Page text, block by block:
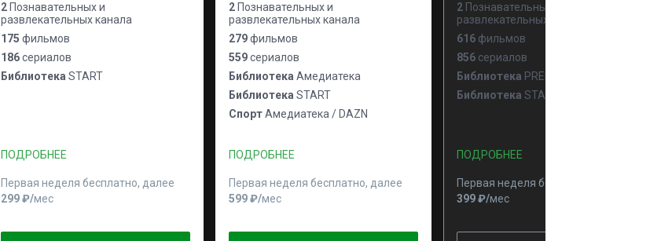
2 Познавательных и
развлекательных канала
175 фильмов
186сериалов
Библиотека START
ПОДРОБНЕЕ
Первая неделя бесплатно, далее
299 ₽⁠/⁠мес
2 Познавательных и
развлекательных канала
279фильмов
559сериалов
Библиотека Амедиатека
Библиотека START
СпортАмедиатека / DAZN
ПОДРОБНЕЕ
Первая неделя бесплатно, далее
599 ₽⁠/⁠мес
2 Познавательных и
развлекательных канала
616 фильмов
856 сериалов
Библиотека PREMIER
Библиотека START
ПОДРОБНЕЕ
Первая неделя бесплатно, далее
399 ₽⁠/⁠мес